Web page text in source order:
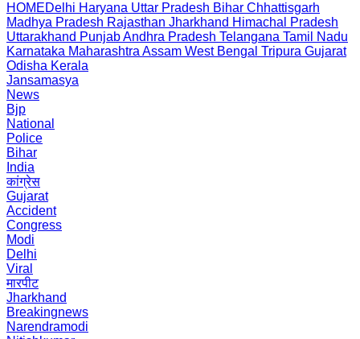
HOMEDelhi Haryana Uttar Pradesh Bihar Chhattisgarh
Madhya Pradesh Rajasthan Jharkhand Himachal Pradesh
Uttarakhand PunjabAndhra Pradesh Telangana Tamil Nadu
Karnataka Maharashtra Assam West Bengal Tripura Gujarat
Odisha Kerala
Jansamasya
News
Bjp
National
Police
Bihar
India
कांग्रेस
Gujarat
Accident
Congress
Modi
Delhi
Viral
मारपीट
Jharkhand
Breakingnews
Narendramodi